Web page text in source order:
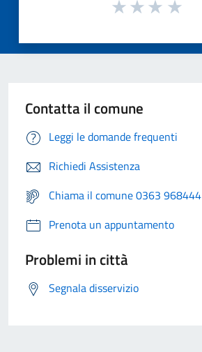
Contatta il comune
Leggi le domande frequenti
Richiedi Assistenza
Chiama il comune 0363 968444
Prenota un appuntamento
Problemi in città
Segnala disservizio